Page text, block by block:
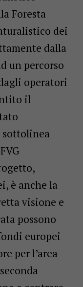
Foresta
dei
dalla
un percorso
operatori
il
sottolinea
è anche la
visione e
possono
europei
per l’area